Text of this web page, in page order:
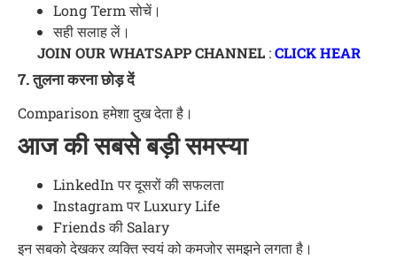
Long Term सोचें।
सही सलाह लें।
JOIN OUR WHATSAPP CHANNEL:CLICK HEAR
7. तुलना करना छोड़ दें
Comparison हमेशा दुख देता है।
आज की सबसे बड़ी समस्या
LinkedIn पर दूसरों की सफलता
Instagram पर Luxury Life
Friends की Salary
इन सबको देखकर व्यक्ति स्वयं को कमजोर समझने लगता है।